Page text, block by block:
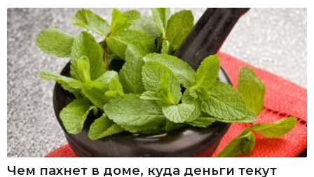
Чем пахнет в доме, куда деньги текут